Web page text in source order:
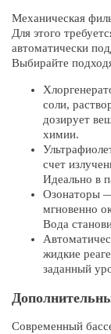
Механическая
Для этого
автоматически
Выбирайте
соли,
дозирует
химии.
счет
Идеально в
Озонаторы
мгновенно
Вода
жидкие
заданный
Современный